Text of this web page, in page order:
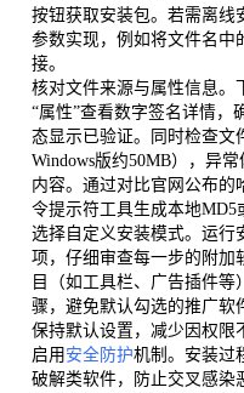
按钮获取安装包。若需离线
参数实现，例如将文件名中
接。
核对文件来源与属性信息。
“属性”查看数字签名详情，
态显示已验证。同时检查文
Windows版约50MB），异
内容。通过对比官网公布的
令提示符工具生成本地MD5
选择自定义安装模式。运行
项，仔细审查每一步的附加
目（如工具栏、广告插件
骤，避免默认勾选的推广软
保持默认设置，减少因权限
启用 安全防护机制。安装过
破解类软件，防止交叉感染